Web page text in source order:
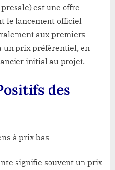
est une offre
le lancement officiel
aux premiers
un prix préférentiel, en
initial au projet.
des
à prix bas
signifie souvent un prix